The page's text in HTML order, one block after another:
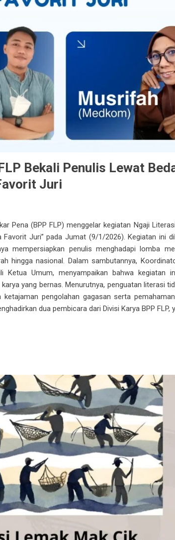
Bekali Penulis Lewat
Juri
Pena (BPP FLP) menggelar kegiatan Ngaji
Favorit Juri” pada Jumat (9/1/2026). Kegiatan ini
mempersiapkan penulis menghadapi lomba
hingga nasional. Dalam sambutannya,
Ketua Umum, menyampaikan bahwa kegiatan
yang bernas. Menurutnya, penguatan literasi
pengolahan gagasan serta
dua pembicara dari Divisi Karya BPP FLP,